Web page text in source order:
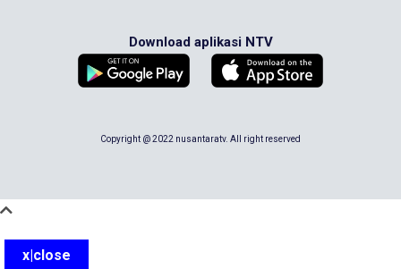
Download aplikasi NTV
Copyright @ 2022 nusantaratv. All right reserved
x|close